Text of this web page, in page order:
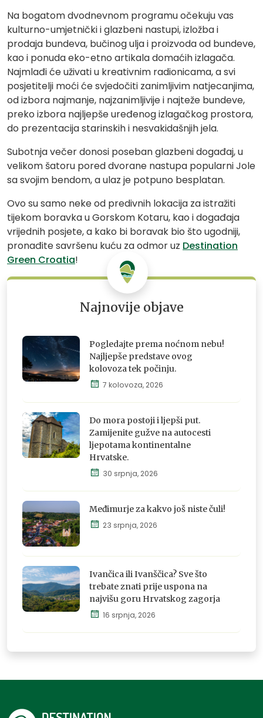
Na bogatom dvodnevnom programu očekuju vas
kulturno-umjetnički i glazbeni nastupi, izložba i
prodaja bundeva, bučinog ulja i proizvoda od bundeve,
kao i ponuda eko-etno artikala domaćih izlagača.
Najmlađi će uživati u kreativnim radionicama, a svi
posjetitelji moći će svjedočiti zanimljivim natjecanjima,
od izbora najmanje, najzanimljivije i najteže bundeve,
preko izbora najljepše uređenog izlagačkog prostora,
do prezentacija starinskih i nesvakidašnjih jela.
Subotnja večer donosi poseban glazbeni događaj, u
velikom šatoru pored dvorane nastupa popularni Jole
sa svojim bendom, a ulaz je potpuno besplatan.
Ovo su samo neke od predivnih lokacija za istražiti
tijekom boravka u Gorskom Kotaru, kao i događaja
vrijednih posjete, a kako bi boravak bio što ugodniji,
pronađite savršenu kuću za odmor uz Destination
Green Croatia!
Najnovije objave
osjeti i
doživi
Pogledajte prema noćnom nebu!
Najljepše predstave ovog
kolovoza tek počinju.
7 kolovoza, 2026
doživi
Do mora postoji i ljepši put.
Zamijenite gužve na autocesti
ljepotama kontinentalne
Hrvatske.
30 srpnja, 2026
Istraži,
osjeti i
doživi
Međimurje za kakvo još niste čuli!
23 srpnja, 2026
osjeti i
doživi
Ivančica ili Ivanščica? Sve što
trebate znati prije uspona na
najvišu goru Hrvatskog zagorja
16 srpnja, 2026